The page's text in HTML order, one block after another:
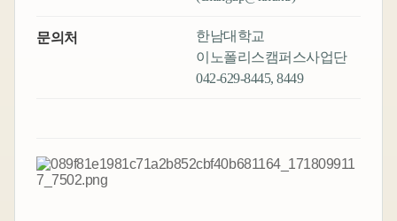
문의처
한남대학교
이노폴리스캠퍼스사업단
042-629-8445, 8449